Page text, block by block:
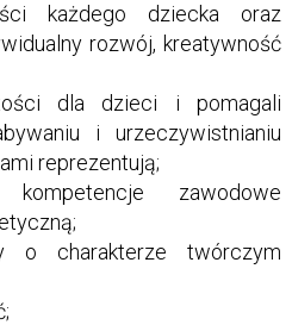
każdego dziecka oraz
rozwój, kreatywność
dla dzieci i pomagali
i urzeczywistnianiu
reprezentują;
zawodowe
o charakterze twórczym